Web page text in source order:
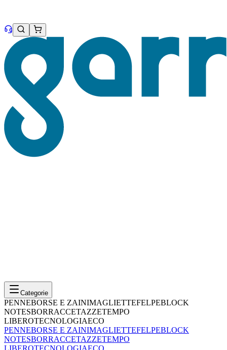
Categorie
PENNEBORSE E ZAINIMAGLIETTEFELPEBLOCK
NOTESBORRACCETAZZETEMPO
LIBEROTECNOLOGIAECO
PENNEBORSE E ZAINIMAGLIETTEFELPEBLOCK
NOTESBORRACCETAZZETEMPO
LIBEROTECNOLOGIAECO